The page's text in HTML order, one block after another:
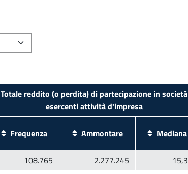
Totale reddito (o perdita) di partecipazione in società